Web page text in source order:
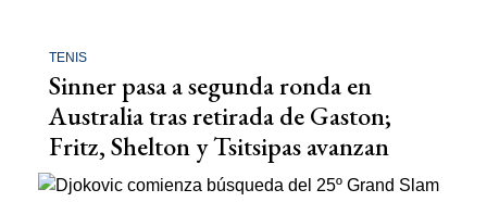
TENIS
Sinner pasa a segunda ronda en
Australia tras retirada de Gaston;
Fritz, Shelton y Tsitsipas avanzan